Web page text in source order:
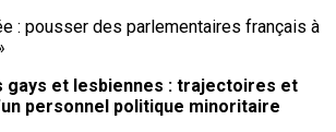
: pousser des parlementaires français à
gays et lesbiennes : trajectoires et
personnel politique minoritaire